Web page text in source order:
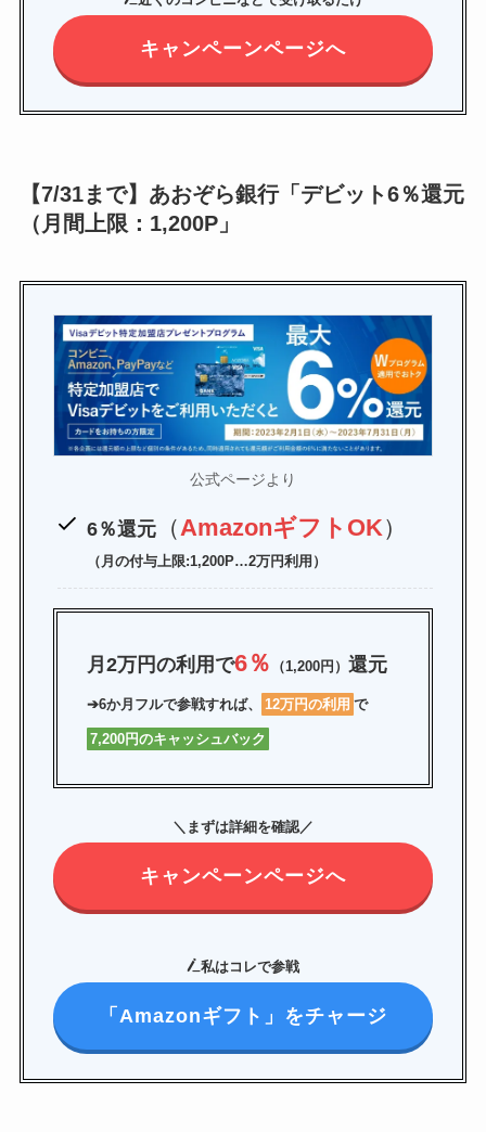
キャンペーンページへ
【7/31まで】あおぞら銀行「デビット6％還元
（月間上限：1,200P」
公式ページより
6％還元 （AmazonギフトOK）
（月の付与上限:1,200P…2万円利用）
月2万円の利用で6％ （1,200円） 還元
➔6か月フルで参戦すれば、 12万円の利用 で
7,200円のキャッシュバック
＼まずは詳細を確認／
キャンペーンページへ
私はコレで参戦
「Amazonギフト」をチャージ